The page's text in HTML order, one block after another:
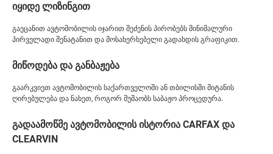
იყიდე ლიზინგით
გაეცანით ავტომობილის იჯარით შეძენის პირობებს მინიმალური
პირველადი შენატანით და მოსახერხებელი გადახდის გრაფიკით.
მიწოდება და განბაჟება
გაარკვიეთ ავტომობილის საქართველოში ან თბილისში მიტანის
ღირებულება და ნახეთ, როგორ მუშაობს საბაჟო პროცედურა.
გადაამოწმე ავტომობილის ისტორია CARFAX და
CLEARVIN